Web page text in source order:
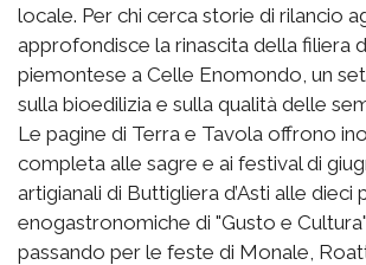
locale. Per chi cerca storie di rilancio
approfondisce la rinascita della filiera
piemontese a Celle Enomondo, un
sulla bioedilizia e sulla qualità delle
Le pagine di Terra e Tavola offrono
completa alle sagre e ai festival di
artigianali di Buttigliera d’Asti alle dieci
enogastronomiche di "Gusto e
passando per le feste di Monale,